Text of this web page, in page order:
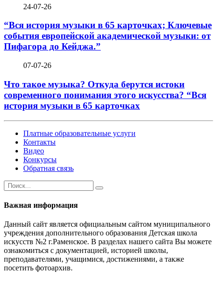
24-07-26
“Вся история музыки в 65 карточках; Ключевые
события европейской академической музыки: от
Пифагора до Кейджа.”
07-07-26
Что такое музыка? Откуда берутся истоки
современного понимания этого искусства? “Вся
история музыки в 65 карточках
Платные образовательные услуги
Контакты
Видео
Конкурсы
Обратная связь
Важная информация
Данный сайт является официальным сайтом муниципального
учреждения дополнительного образования Детская школа
искусств №2 г.Раменское. В разделах нашего сайта Вы можете
ознакомиться с документацией, историей школы,
преподавателями, учащимися, достижениями, а также
посетить фотоархив.